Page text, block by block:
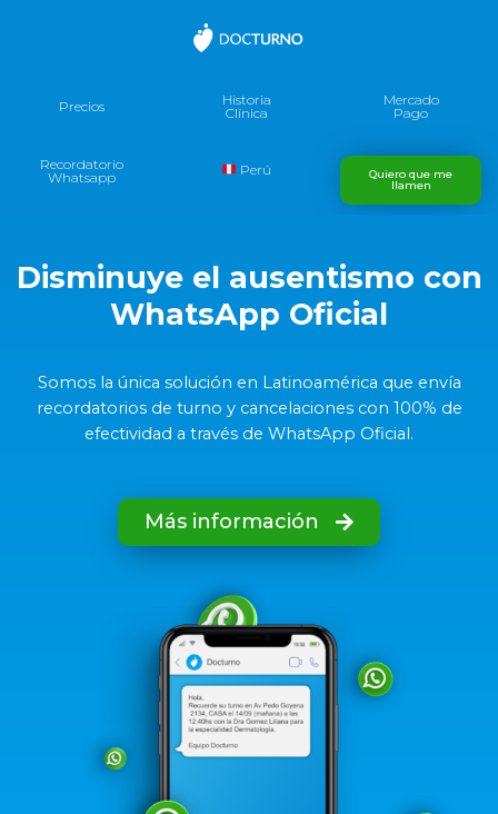
Precios
Historia
Clínica
Mercado
Pago
Recordatorio
Whatsapp
Perú Quiero que me
llamen
Disminuye el ausentismo con
WhatsApp Oficial
Somos la única solución en Latinoamérica que envía
recordatorios de turno y cancelaciones con 100% de
efectividad a través de WhatsApp Oficial.
Más información